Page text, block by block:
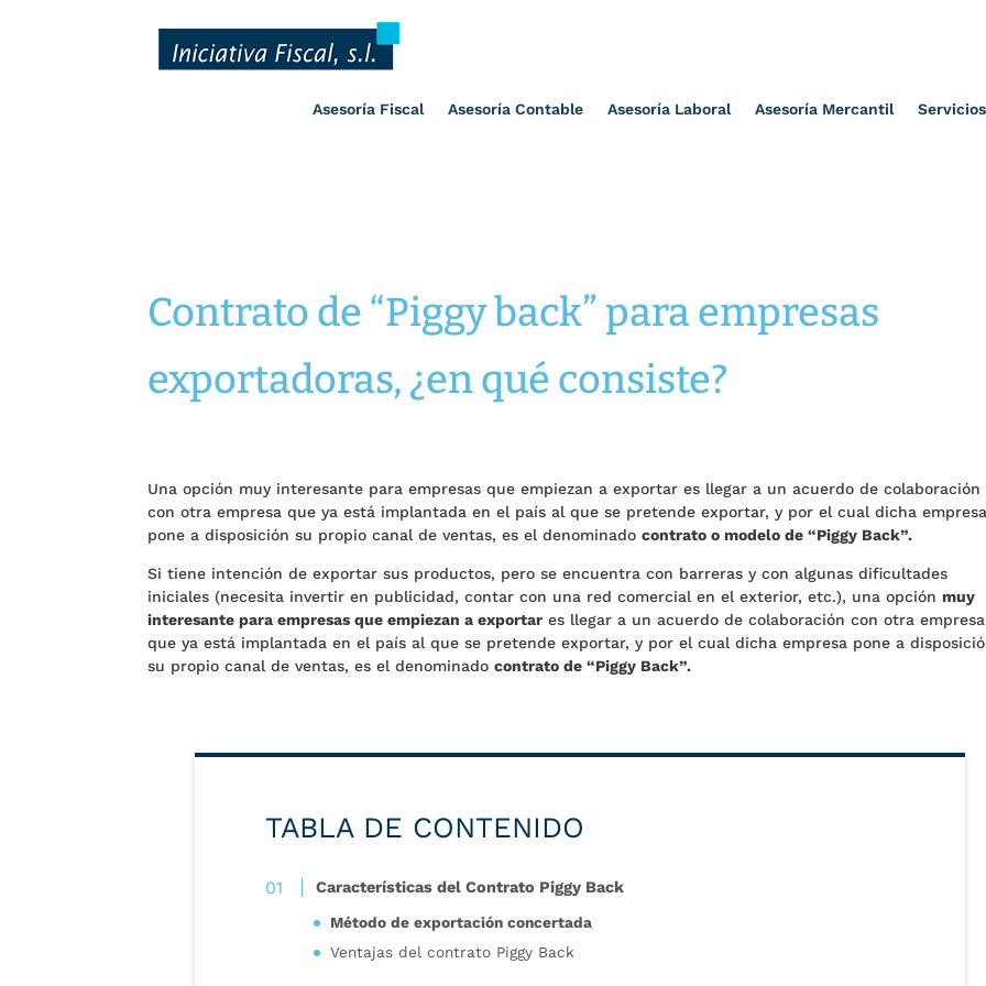
Asesoría Fiscal Asesoría Contable Asesoría Laboral Asesoría Mercantil
Contrato de “Piggy back” para empresas
exportadoras, ¿en qué consiste?
Una opción muy interesante para empresas que empiezan a exportar es llegar a un acuerdo de colaboración
con otra empresa que ya está implantada en el país al que se pretende exportar, y por el cual dicha
pone a disposición su propio canal de ventas, es el denominadocontrato o modelo de “Piggy Back”.
Si tiene intención de exportar sus productos, pero se encuentra con barreras y con algunas dificultades
iniciales (necesita invertir en publicidad, contar con una red comercial en el exterior, etc.), una opciónmuy
interesante para empresas que empiezan a exportar es llegar a un acuerdo de colaboración con otra empresa
que ya está implantada en el país al que se pretende exportar, y por el cual dicha empresa pone a
su propio canal de ventas, es el denominadocontrato de “Piggy Back”.
TABLA DE CONTENIDO
Características del Contrato Piggy Back
Método de exportación concertada
Ventajas del contrato Piggy Back